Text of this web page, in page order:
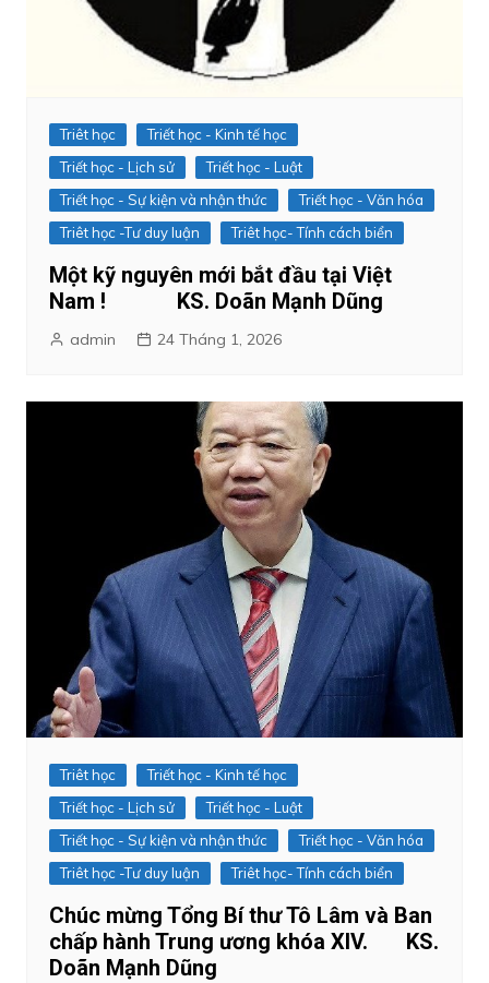
Triêt học
Triết học - Kinh tế học
Triết học - Lịch sử
Triết học - Luật
Triết học - Sự kiện và nhận thức
Triết học - Văn hóa
Triêt học -Tư duy luận
Triêt học- Tính cách biển
Một kỹ nguyên mới bắt đầu tại Việt
Nam ! KS. Doãn Mạnh Dũng
admin 24 Tháng 1, 2026
Triêt học
Triết học - Kinh tế học
Triết học - Lịch sử
Triết học - Luật
Triết học - Sự kiện và nhận thức
Triết học - Văn hóa
Triêt học -Tư duy luận
Triêt học- Tính cách biển
Chúc mừng Tổng Bí thư Tô Lâm và Ban
chấp hành Trung ương khóa XIV. KS.
Doãn Mạnh Dũng